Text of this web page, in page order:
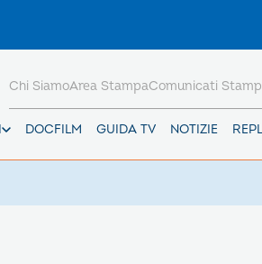
DOCFILM GUIDA TV NOTIZIE
Chi SiamoArea StampaComunicati